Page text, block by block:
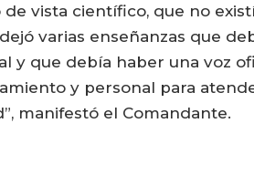
vista científico, que no
varias enseñanzas que
y que debía haber una voz
y personal para
manifestó el Comandante.